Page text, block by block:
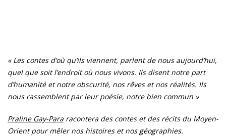
« Les contes d’où qu’ils viennent, parlent de nous aujourd’hui,
quel que soit l’endroit où nous vivons. Ils disent notre part
d’humanité et notre obscurité, nos rêves et nos réalités. Ils
nous rassemblent par leur poésie, notre bien commun »
Praline Gay-Para racontera des contes et des récits du Moyen-
Orient pour mêler nos histoires et nos géographies.